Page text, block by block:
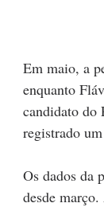
Em maio, a
enquanto
candidato do
registrado
Os dados da
desde